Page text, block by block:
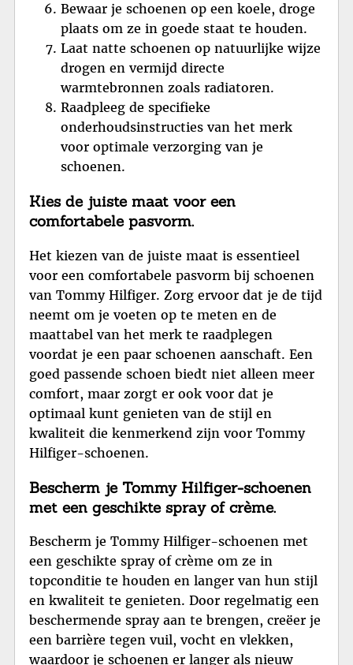
Bewaar je schoenen op een koele, droge
plaats om ze in goede staat te houden.
Laat natte schoenen op natuurlijke wijze
drogen en vermijd directe
warmtebronnen zoals radiatoren.
Raadpleeg de specifieke
onderhoudsinstructies van het merk
voor optimale verzorging van je
schoenen.
Kies de juiste maat voor een
comfortabele pasvorm.
Het kiezen van de juiste maat is essentieel
voor een comfortabele pasvorm bij schoenen
van Tommy Hilfiger. Zorg ervoor dat je de tijd
neemt om je voeten op te meten en de
maattabel van het merk te raadplegen
voordat je een paar schoenen aanschaft. Een
goed passende schoen biedt niet alleen meer
comfort, maar zorgt er ook voor dat je
optimaal kunt genieten van de stijl en
kwaliteit die kenmerkend zijn voor Tommy
Hilfiger-schoenen.
Bescherm je Tommy Hilfiger-schoenen
met een geschikte spray of crème.
Bescherm je Tommy Hilfiger-schoenen met
een geschikte spray of crème om ze in
topconditie te houden en langer van hun stijl
en kwaliteit te genieten. Door regelmatig een
beschermende spray aan te brengen, creëer je
een barrière tegen vuil, vocht en vlekken,
waardoor je schoenen er langer als nieuw